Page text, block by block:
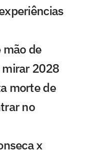
de
2028
morte de
no
x